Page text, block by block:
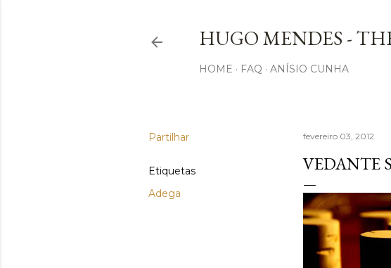
HUGO MENDES -
HOME FAQ ANÍSIO CUNHA
Partilhar
Etiquetas
Adega
fevereiro 03, 2012
VEDANTE